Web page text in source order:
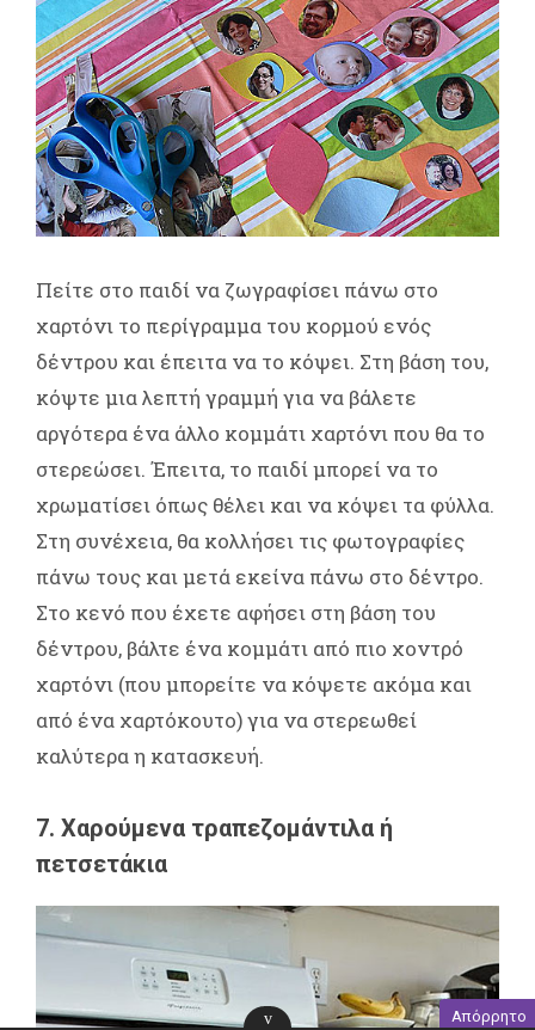
Πείτε στο παιδί να ζωγραφίσει πάνω στο
χαρτόνι το περίγραμμα του κορμού ενός
δέντρου και έπειτα να το κόψει. Στη βάση του,
κόψτε μια λεπτή γραμμή για να βάλετε
αργότερα ένα άλλο κομμάτι χαρτόνι που θα το
στερεώσει. Έπειτα, το παιδί μπορεί να το
χρωματίσει όπως θέλει και να κόψει τα φύλλα.
Στη συνέχεια, θα κολλήσει τις φωτογραφίες
πάνω τους και μετά εκείνα πάνω στο δέντρο.
Στο κενό που έχετε αφήσει στη βάση του
δέντρου, βάλτε ένα κομμάτι από πιο χοντρό
χαρτόνι (που μπορείτε να κόψετε ακόμα και
από ένα χαρτόκουτο) για να στερεωθεί
καλύτερα η κατασκευή.
7. Χαρούμενα τραπεζομάντιλα ή
πετσετάκια
Απόρρητο
v